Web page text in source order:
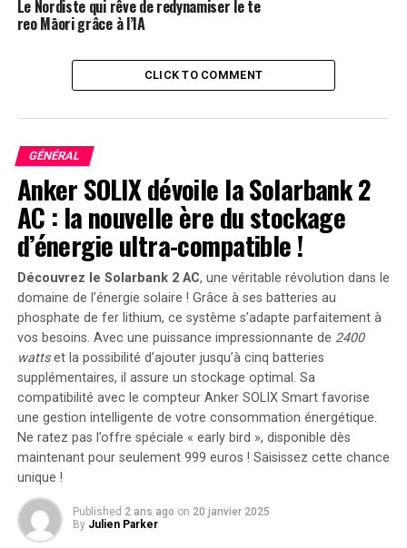
l’Hôpital Universitaire de Ibadan, le réduisant de 48
heures à seulement 20 minutes.
« Nous améliorons l’efficacité et les résultats de santé,
tout en ayant un impact positif sur les finances des
Une Technologie Adaptée aux
Accents Africains
Bien que l’application de l’IA en Afrique soit souvent
entravée par un manque de données, l’outil de
transcription vocale d’Intron Health prend en compte
de nombreux accents africains. Olatunji, fort de plus de
dix ans d’expérience en apprentissage profond, explique
que les algorithmes ont été formés sur plus de 3,5
millions d’extraits audio couvrant 288 accents
différents.
« Nous avons développé des algorithmes qui
apprennent à répondre aux accents dominants et
minoritaires », a-t-il ajouté.
Le Nordiste qui rêve de redynamiser le te
reo Māori grâce à l’IA
CLICK TO COMMENT
GÉNÉRAL
Anker SOLIX dévoile la Solarbank 2
AC : la nouvelle ère du stockage
d’énergie ultra-compatible !
Découvrez le Solarbank 2 AC, une véritable révolution dans le
domaine de l’énergie solaire ! Grâce à ses batteries au
phosphate de fer lithium, ce système s’adapte parfaitement à
vos besoins. Avec une puissance impressionnante de 2400
wattset la possibilité d’ajouter jusqu’à cinq batteries
supplémentaires, il assure un stockage optimal. Sa
compatibilité avec le compteur Anker SOLIX Smart favorise
une gestion intelligente de votre consommation énergétique.
Ne ratez pas l’offre spéciale « early bird », disponible dès
maintenant pour seulement 999 euros ! Saisissez cette chance
unique !
Published 2 ans ago on 20 janvier 2025
By Julien Parker